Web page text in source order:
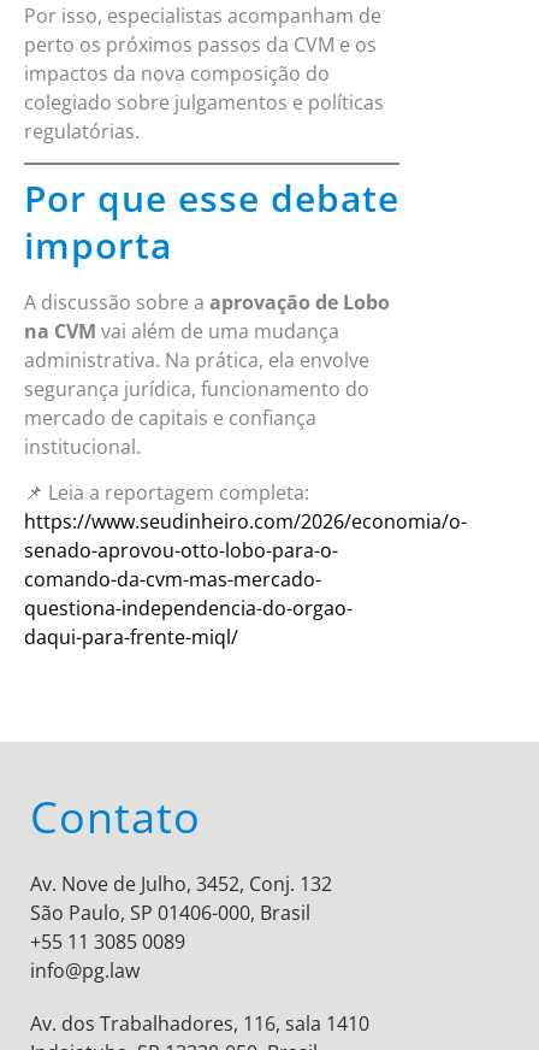
Por isso, especialistas acompanham de
perto os próximos passos da CVM e os
impactos da nova composição do
colegiado sobre julgamentos e políticas
regulatórias.
Por que esse debate
importa
A discussão sobre a aprovação de Lobo
na CVM vai além de uma mudança
administrativa. Na prática, ela envolve
segurança jurídica, funcionamento do
mercado de capitais e confiança
institucional.
📌 Leia a reportagem completa:
https://www.seudinheiro.com/2026/economia/o-
senado-aprovou-otto-lobo-para-o-
comando-da-cvm-mas-mercado-
questiona-independencia-do-orgao-
daqui-para-frente-miql/
Contato
Av. Nove de Julho, 3452, Conj. 132
São Paulo, SP 01406-000, Brasil
+55 11 3085 0089
info@pg.law
Av. dos Trabalhadores, 116, sala 1410